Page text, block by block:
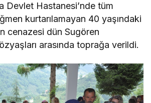
Devlet Hastanesi’nde tüm
kurtarılamayan 40 yaşındaki
cenazesi dün Sugören
arasında toprağa verildi.